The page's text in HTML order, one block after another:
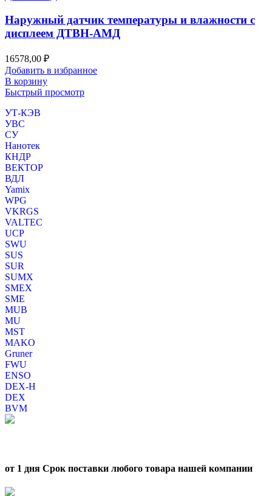
Наружный датчик температуры и влажности с
дисплеем ДТВН-АМД
16578,00 ₽
Добавить в избранное
В корзину
Быстрый просмотр
УТ-КЭВ
УВС
СУ
Нанотек
КНДР
ВЕКТОР
ВДЛ
Yamix
WPG
VKRGS
VALTEC
UCP
SWU
SUS
SUR
SUMX
SMEX
SME
MUB
MU
MST
MAKO
Gruner
FWU
ENSO
DEX-H
DEX
BVM
от 1 дня Срок поставки любого товара нашей компании